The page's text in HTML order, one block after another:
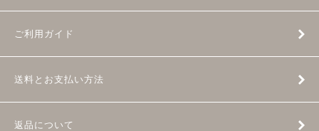
ご利用ガイド
送料とお支払い方法
返品について